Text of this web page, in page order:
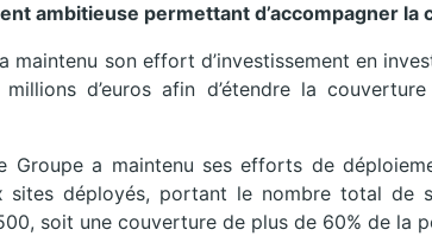
ambitieuse permettant d’accompagner la
maintenu son effort d’investissement en
d’euros afin d’étendre la
Groupe a maintenu ses efforts de
sites déployés, portant le nombre total de
soit une couverture de plus de 60% de la